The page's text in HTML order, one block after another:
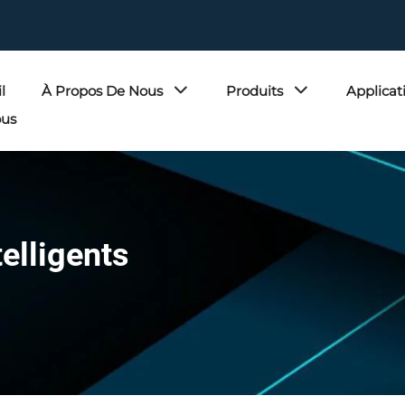
À Propos De Nous Produits